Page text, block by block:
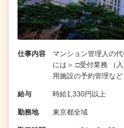
仕事内容
マンション管理人の
には＞ □受付業務 （
用施設の予約管理な
給与 時給1,330円以上
勤務地 東京都全域